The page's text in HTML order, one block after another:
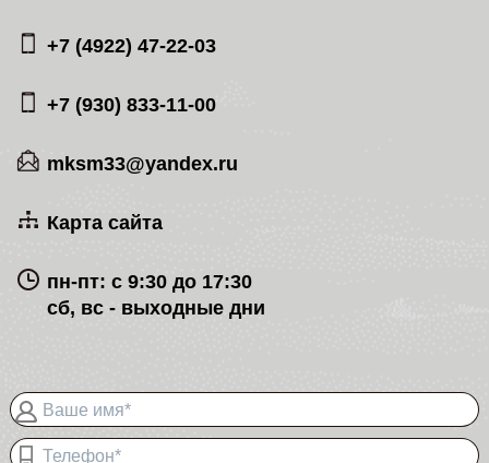
+7 (4922) 47-22-03
+7 (930) 833-11-00
mksm33@yandex.ru
Карта сайта
пн-пт: с 9:30 до 17:30
сб, вс - выходные дни
Ваше имя*
Телефон*